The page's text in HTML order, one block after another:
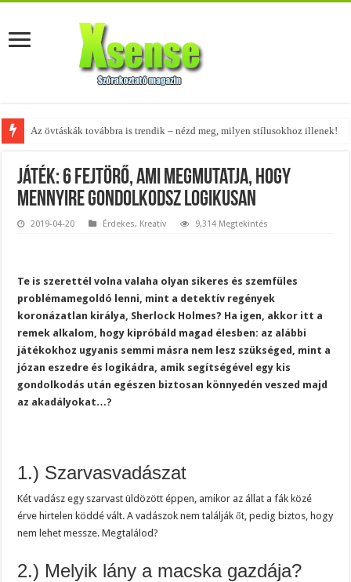
A tökéletes táskák férfiaknak – fedezd fel az 5 legjobb fazont!
Játék: 6 fejtörő, ami megmutatja, hogy
mennyire gondolkodsz logikusan
2019-04-20 Érdekes, Kreatív 9,314 Megtekintés
Te is szerettél volna valaha olyan sikeres és szemfüles
problémamegoldó lenni, mint a detektív regények
koronázatlan királya, Sherlock Holmes? Ha igen, akkor itt a
remek alkalom, hogy kipróbáld magad élesben: az alábbi
játékokhoz ugyanis semmi másra nem lesz szükséged, mint a
józan eszedre és logikádra, amik segítségével egy kis
gondolkodás után egészen biztosan könnyedén veszed majd
az akadályokat…?
1.) Szarvasvadászat
Két vadász egy szarvast üldözött éppen, amikor az állat a fák közé
érve hirtelen köddé vált. A vadászok nem találják őt, pedig biztos, hogy
nem lehet messze. Megtalálod?
2.) Melyik lány a macska gazdája?